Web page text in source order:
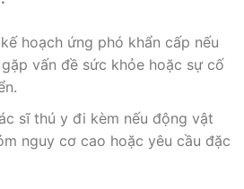
hoạch ứng phó khẩn cấp nếu
vấn đề sức khỏe hoặc sự cố
sĩ thú y đi kèm nếu động vật
nguy cơ cao hoặc yêu cầu đặc